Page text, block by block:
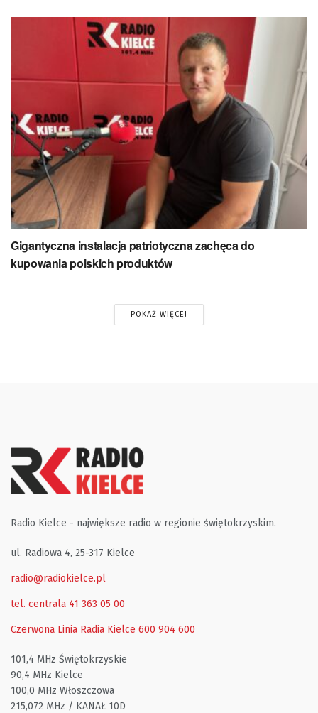
Gigantyczna instalacja patriotyczna zachęca do
kupowania polskich produktów
POKAŻ WIĘCEJ
Radio Kielce - największe radio w regionie świętokrzyskim.
ul. Radiowa 4, 25-317 Kielce
radio@radiokielce.pl
tel. centrala 41 363 05 00
Czerwona Linia Radia Kielce 600 904 600
101,4 MHz Świętokrzyskie
90,4 MHz Kielce
100,0 MHz Włoszczowa
215,072 MHz / KANAŁ 10D